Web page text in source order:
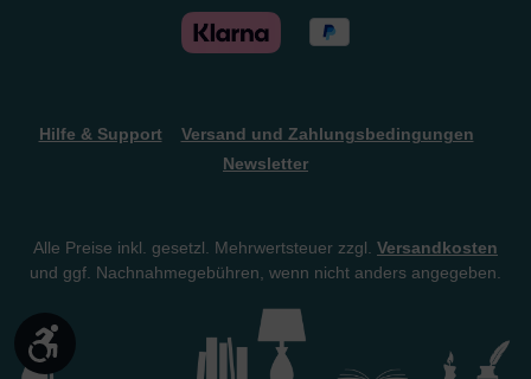
Hilfe & Support
Versand und Zahlungsbedingungen
Newsletter
Alle Preise inkl. gesetzl. Mehrwertsteuer zzgl. Versandkosten
und ggf. Nachnahmegebühren, wenn nicht anders angegeben.
Werkzeugleiste anzeigen